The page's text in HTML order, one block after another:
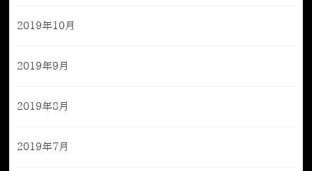
2019年10月
2019年9月
2019年8月
2019年7月